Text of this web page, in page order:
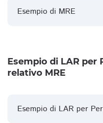
Esempio di MRE
Esempio di LAR per
relativo MRE
Esempio di LAR per